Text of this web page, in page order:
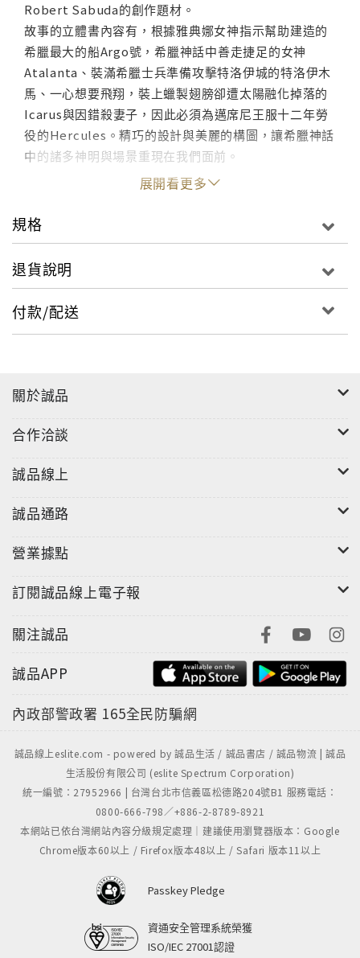
Robert Sabuda的創作題材。
故事的立體書內容有，根據雅典娜女神指示幫助建造的
希臘最大的船Argo號，希臘神話中善走捷足的女神
Atalanta、裝滿希臘士兵準備攻擊特洛伊城的特洛伊木
馬、一心想要飛翔，裝上蠟製翅膀卻遭太陽融化掉落的
Icarus與因錯殺妻子，因此必須為邁席尼王服十二年勞
役的Hercules。精巧的設計與美麗的構圖，讓希臘神話
中的諸多神明與場景重現在我們面前。
展開看更多
規格
退貨說明
付款/配送
關於誠品
合作洽談
誠品線上
誠品通路
營業據點
訂閱誠品線上電子報
關注誠品
誠品APP
內政部警政署 165全民防騙網
誠品線上eslite.com - powered by 誠品生活 / 誠品書店 / 誠品物流 | 誠品
生活股份有限公司 (eslite Spectrum Corporation)
統一編號：27952966 | 台灣台北市信義區松德路204號B1 服務電話：
0800-666-798／+886-2-8789-8921
本網站已依台灣網站內容分級規定處理｜建議使用瀏覽器版本：Google
Chrome版本60以上 / Firefox版本48以上 / Safari 版本11以上
Passkey Pledge
資通安全管理系統榮獲
ISO/IEC 27001認證